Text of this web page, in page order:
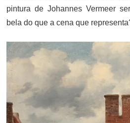
pintura de Johannes Vermeer
bela do que a cena que